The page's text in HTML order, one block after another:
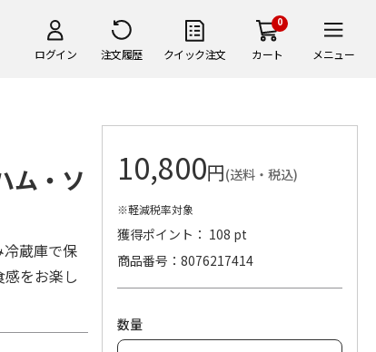
ログイン 注文履歴 クイック注文
0
カート メニュー
ム・ソ
蔵庫で保
をお楽し
10,800円(送料・税込)
※軽減税率対象
獲得ポイント： 108 pt
商品番号
8076217414
数量